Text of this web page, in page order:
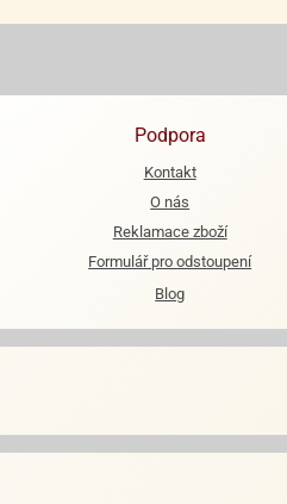
Podpora
Kontakt
O nás
Reklamace zboží
Formulář pro odstoupení
Blog